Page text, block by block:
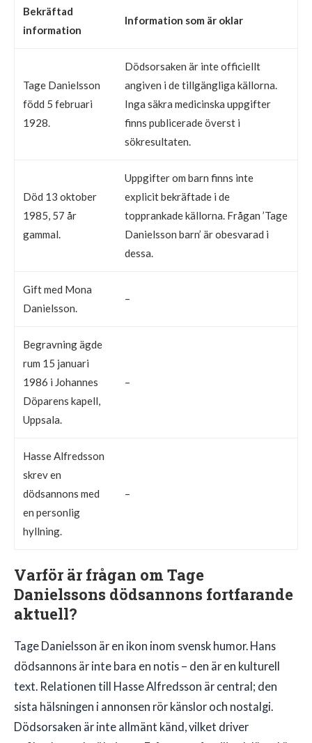
Bekräftad
information
Information som är oklar
Tage Danielsson
född 5 februari
1928.
Dödsorsaken är inte officiellt
angiven i de tillgängliga källorna.
Inga säkra medicinska uppgifter
finns publicerade överst i
sökresultaten.
Död 13 oktober
1985, 57 år
gammal.
Uppgifter om barn finns inte
explicit bekräftade i de
topprankade källorna. Frågan ’Tage
Danielsson barn’ är obesvarad i
dessa.
Gift med Mona
Danielsson.
–
Begravning ägde
rum 15 januari
1986 i Johannes
Döparens kapell,
Uppsala.
–
Hasse Alfredsson
skrev en
dödsannons med
en personlig
hyllning.
–
Varför är frågan om Tage
Danielssons dödsannons fortfarande
aktuell?
Tage Danielsson är en ikon inom svensk humor. Hans
dödsannons är inte bara en notis – den är en kulturell
text. Relationen till Hasse Alfredsson är central; den
sista hälsningen i annonsen rör känslor och nostalgi.
Dödsorsaken är inte allmänt känd, vilket driver